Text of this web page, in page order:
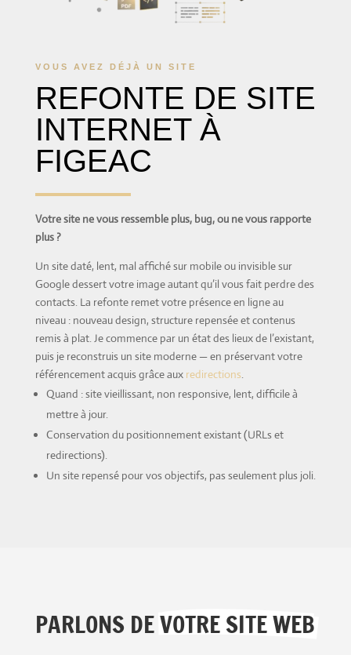
VOUS AVEZ DÉJÀ UN SITE
REFONTE DE SITE
INTERNET À
FIGEAC
Votre site ne vous ressemble plus, bug, ou ne vous rapporte
plus ?
Un site daté, lent, mal affiché sur mobile ou invisible sur
Google dessert votre image autant qu’il vous fait perdre des
contacts. La refonte remet votre présence en ligne au
niveau : nouveau design, structure repensée et contenus
remis à plat. Je commence par un état des lieux de l’existant,
puis je reconstruis un site moderne — en préservant votre
référencement acquis grâce aux redirections.
Quand : site vieillissant, non responsive, lent, difficile à
mettre à jour.
Conservation du positionnement existant (URLs et
redirections).
Un site repensé pour vos objectifs, pas seulement plus joli.
PARLONS DE VOTRE SITE WEB